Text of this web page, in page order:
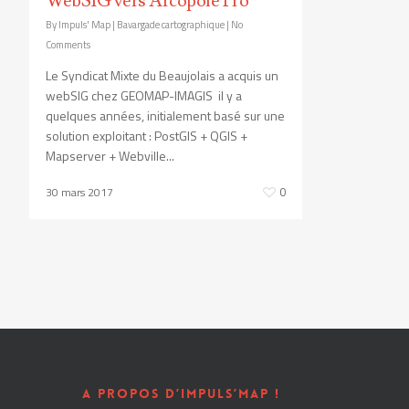
ByImpuls' Map| Bavargade cartographique| No
Comments
Le Syndicat Mixte du Beaujolais a acquis un
webSIG chez GEOMAP-IMAGIS il y a
quelques années, initialement basé sur une
solution exploitant : PostGIS + QGIS +
Mapserver + Webville...
30 mars 2017 0
A PROPOS D’IMPULS’MAP !